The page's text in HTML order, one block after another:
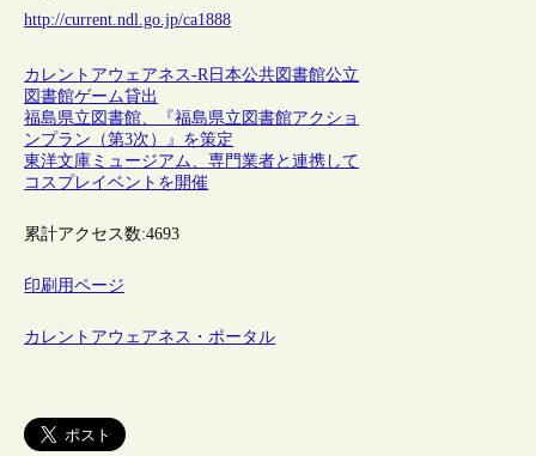
http://current.ndl.go.jp/ca1888
カレントアウェアネス-R 日本公共図書館公立
図書館ゲーム貸出
福島県立図書館、『福島県立図書館アクショ
ンプラン（第3次）』を策定
東洋文庫ミュージアム、専門業者と連携して
コスプレイベントを開催
累計アクセス数:4693
印刷用ページ
カレントアウェアネス・ポータル